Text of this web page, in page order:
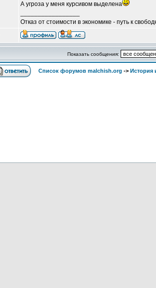
А угроза у меня курсивом выделена
Отказ от стоимости в экономике - путь к
Показать сообщения:
Список форумов malchish.org ->